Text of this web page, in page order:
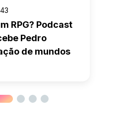
RPG? Podcast
Pedro
de mundos